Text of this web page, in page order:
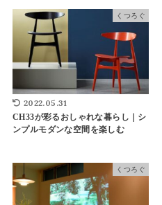
くつろぐ
2022.05.31
CH33が彩るおしゃれな暮らし｜シ
ンプルモダンな空間を楽しむ
くつろぐ